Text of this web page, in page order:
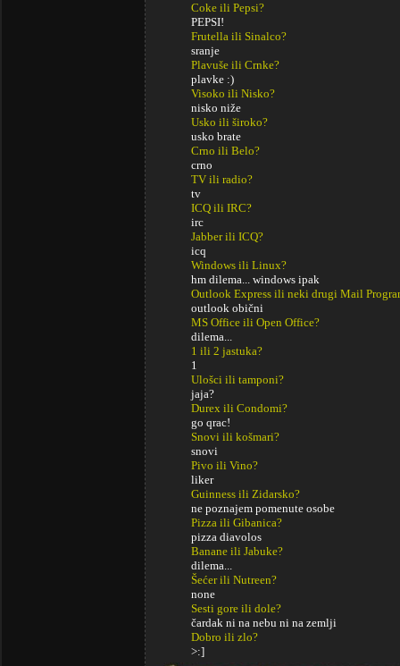
Coke ili Pepsi?
PEPSI!
Frutella ili Sinalco?
sranje
Plavuše ili Crnke?
plavke :)
Visoko ili Nisko?
nisko niže
Usko ili široko?
usko brate
Crno ili Belo?
crno
TV ili radio?
tv
ICQ ili IRC?
irc
Jabber ili ICQ?
icq
Windows ili Linux?
hm dilema... windows ipak
Outlook Express ili neki drugi Mail
outlook obični
MS Office ili Open Office?
dilema...
1 ili 2 jastuka?
1
Ulošci ili tamponi?
jaja?
Durex ili Condomi?
go qrac!
Snovi ili košmari?
snovi
Pivo ili Vino?
liker
Guinness ili Zidarsko?
ne poznajem pomenute osobe
Pizza ili Gibanica?
pizza diavolos
Banane ili Jabuke?
dilema...
Šećer ili Nutreen?
none
Sesti gore ili dole?
čardak ni na nebu ni na zemlji
Dobro ili zlo?
>:]